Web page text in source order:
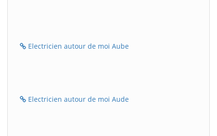
Electricien autour de moi Aube
Electricien autour de moi Aude